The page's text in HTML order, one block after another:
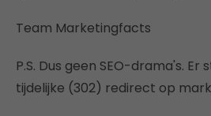
Team Marketingfacts
P.S. Dus geen SEO-drama's.
tijdelijke (302) redirect op